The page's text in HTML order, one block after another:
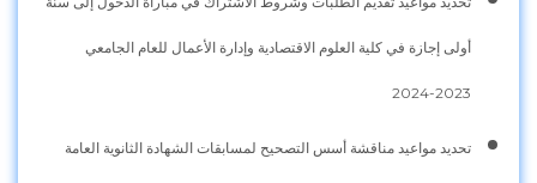
أولى إجازة في كلية العلوم الاقتصادية وإدارة الأعمال للعام الجامعي
2023-2024
تحديد مواعيد مناقشة أسس التصحيح لمسابقات الشهادة الثانوية العامة